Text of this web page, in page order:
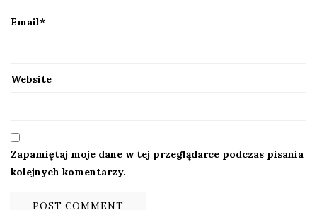
Email*
Website
Zapamiętaj moje dane w tej przeglądarce podczas pisania
kolejnych komentarzy.